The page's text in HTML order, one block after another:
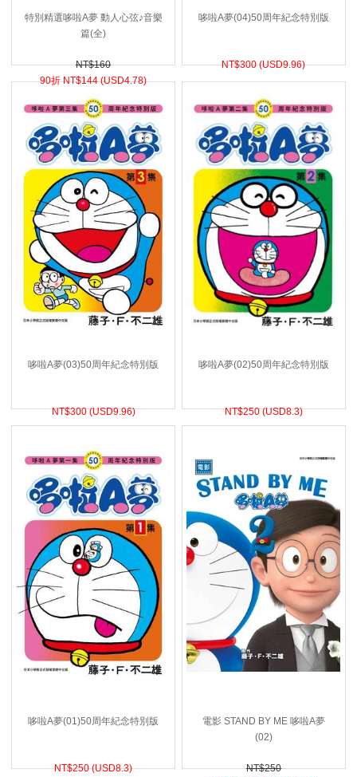
特別精選哆啦A夢 動人心弦♪音樂
篇(全)
NT$160
90折 NT$144 (USD4.78)
哆啦A夢(04)50周年紀念特別版
NT$300 (USD9.96)
哆啦A夢(03)50周年紀念特別版
NT$300 (USD9.96)
哆啦A夢(02)50周年紀念特別版
NT$250 (USD8.3)
哆啦A夢(01)50周年紀念特別版
NT$250 (USD8.3)
電影 STAND BY ME 哆啦A夢
(02)
NT$250